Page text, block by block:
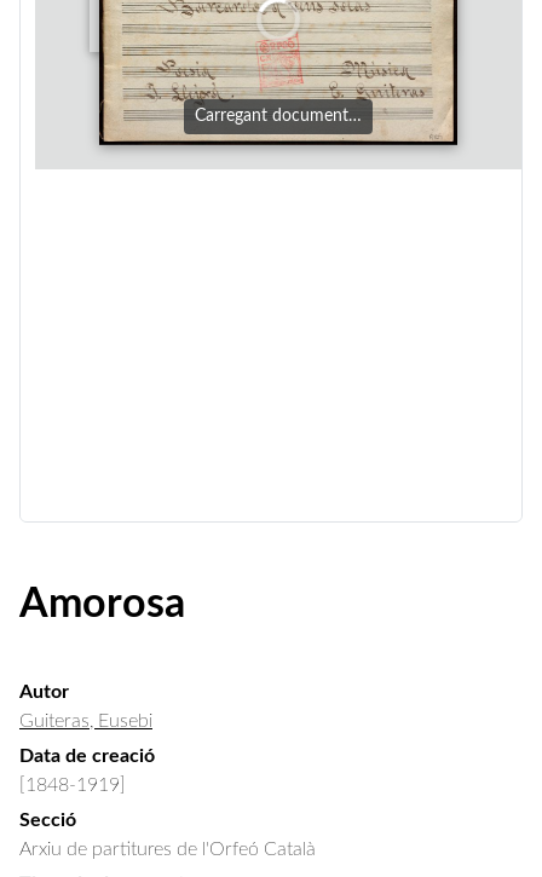
Carregant document…
Amorosa
Autor
Guiteras, Eusebi
Data de creació
[1848-1919]
Secció
Arxiu de partitures de l'Orfeó Català